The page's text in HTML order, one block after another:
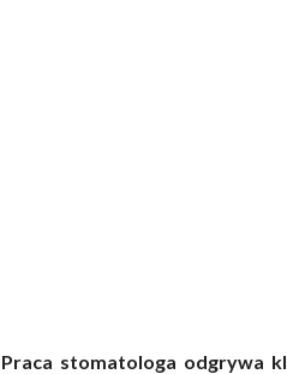
Praca stomatologa odgrywa